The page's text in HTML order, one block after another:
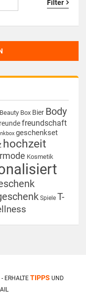
Filter
Beauty Box Bier Body
freundschaft
geschenkset
hochzeit
Kosmetik
Spiele T-
- ERHALTE TIPPS UND